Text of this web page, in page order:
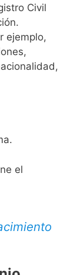
Civil
ejemplo,
el